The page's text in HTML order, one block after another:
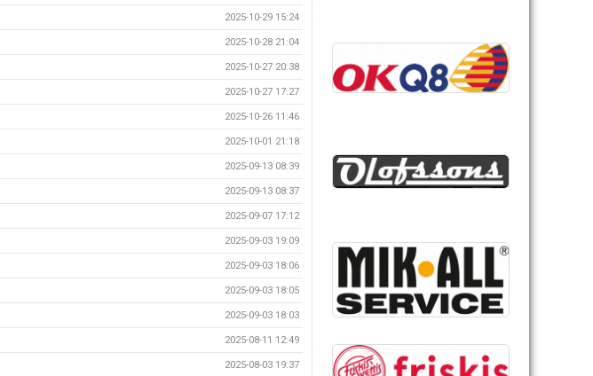
2025-10-29 15:24
2025-10-28 21:04
2025-10-27 20:38
2025-10-27 17:27
2025-10-26 11:46
2025-10-01 21:18
2025-09-13 08:39
2025-09-13 08:37
2025-09-07 17:12
2025-09-03 19:09
2025-09-03 18:06
2025-09-03 18:05
2025-09-03 18:03
2025-08-11 12:49
2025-08-03 19:37